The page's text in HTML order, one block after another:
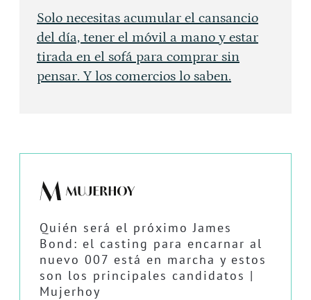
Solo necesitas acumular el cansancio
del día, tener el móvil a mano y estar
tirada en el sofá para comprar sin
pensar. Y los comercios lo saben.
Quién será el próximo James
Bond: el casting para encarnar al
nuevo 007 está en marcha y estos
son los principales candidatos |
Mujerhoy